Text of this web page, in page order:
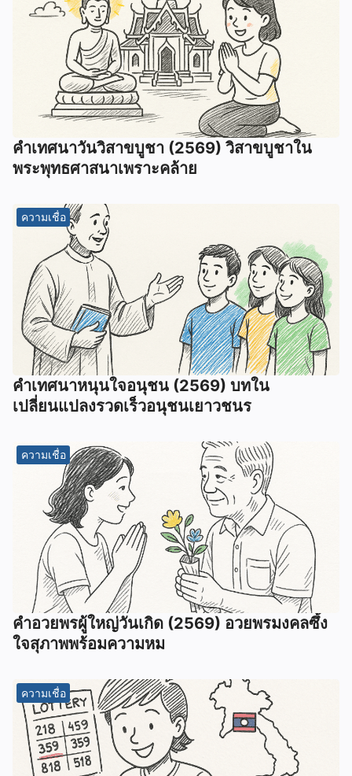
คำเทศนาวันวิสาขบูชา (2569) วิสาขบูชาใน
พระพุทธศาสนาเพราะคล้าย
ความเชื่อ
คำเทศนาหนุนใจอนุชน (2569) บทใน
เปลี่ยนแปลงรวดเร็วอนุชนเยาวชนร
ความเชื่อ
คำอวยพรผู้ใหญ่วันเกิด (2569) อวยพรมงคลซึ้ง
ใจสุภาพพร้อมความหม
ความเชื่อ